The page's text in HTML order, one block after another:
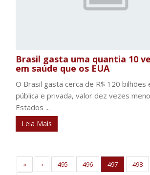
Brasil gasta uma quantia 10
em saúde que os EUA
O Brasil gasta cerca de R$ 120 bilhões
pública e privada, valor dez vezes
Estados ...
Leia Mais
« ‹ 495 496 497 498